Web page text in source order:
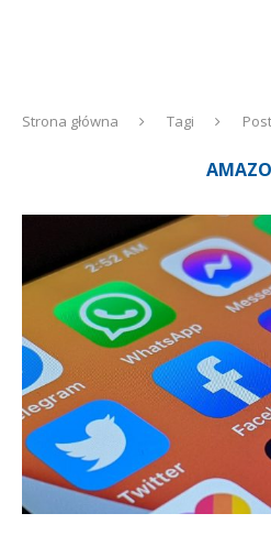
Strona główna Tagi